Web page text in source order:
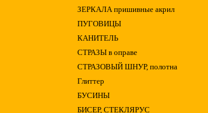
ЗЕРКАЛА пришивные акрил
ПУГОВИЦЫ
КАНИТЕЛЬ
СТРАЗЫ в оправе
СТРАЗОВЫЙ ШНУР, полотна
Глиттер
БУСИНЫ
БИСЕР, СТЕКЛЯРУС